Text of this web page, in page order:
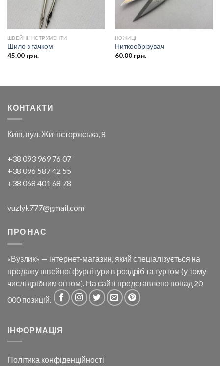
ШВЕЙНІ ІНСТРУМЕНТИ
Шило з гачком
45.00грн.
НОЖИЦІ
Ниткообрізувач
60.00грн.
КОНТАКТИ
Київ, вул. Житнєторжська, 8
+38 093 969 76 07
+38 096 587 42 55
+38 068 401 68 78
vuzlyk777@gmail.com
ПРО НАС
«Вузлик» — інтернет-магазин, який спеціалізується на
продажу швейної фурнітури в роздріб та гуртом (у тому
числі дрібним оптом). На сайті представлено понад 20
000 позицій.
ІНФОРМАЦІЯ
Політика конфіденційності